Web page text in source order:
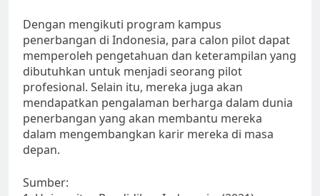
Dengan mengikuti program kampus
penerbangan di Indonesia, para calon pilot dapat
memperoleh pengetahuan dan keterampilan yang
dibutuhkan untuk menjadi seorang pilot
profesional. Selain itu, mereka juga akan
mendapatkan pengalaman berharga dalam dunia
penerbangan yang akan membantu mereka
dalam mengembangkan karir mereka di masa
depan.
Sumber: